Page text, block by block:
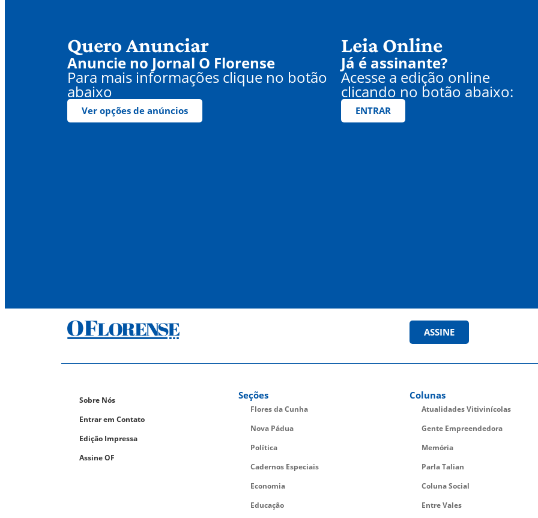
Quero Anunciar
Anuncie no Jornal O Florense
Para mais informações clique no botão
abaixo
Ver opções de anúncios
Leia Online
Já é assinante?
Acesse a edição online
clicando no botão abaixo:
ENTRAR
ASSINE
Sobre Nós
Entrar em Contato
Edição Impressa
Assine OF
Seções
Flores da Cunha
Nova Pádua
Política
Cadernos Especiais
Economia
Educação
Colunas
Atualidades Vitivinícolas
Gente Empreendedora
Memória
Parla Talian
Coluna Social
Entre Vales